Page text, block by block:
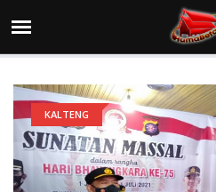
KALTENG